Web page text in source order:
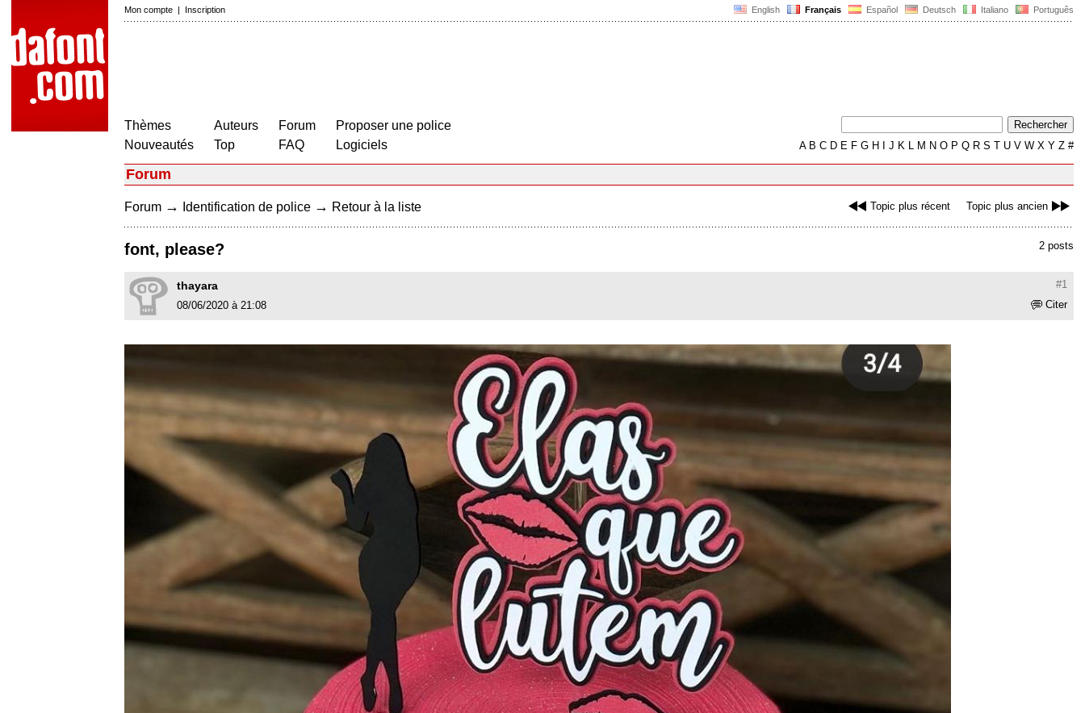
English Français Español Deutsch Italiano Português
Mon compte | Inscription
Thèmes
Nouveautés
Auteurs
Top
Forum
FAQ
Proposer une police
Logiciels
AB C D E F G H J K L M N O P Q R S T U V W X Y Z #
Forum
Topic plus récent Topic plus ancien
Forum → Identification de police → Retour à la liste
2 posts
font, please?
#1
thayara
Citer
08/06/2020 à 21:08